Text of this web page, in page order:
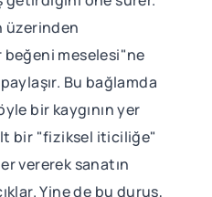
üzerinden
meselesi"ne
Bu bağlamda
bir kaygının yer
bir "fiziksel iticiliğe"
vererek sanatın
Yine de bu duruş,